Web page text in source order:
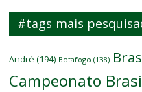
#tags mais
André (194) Botafogo (138)
Campeonato